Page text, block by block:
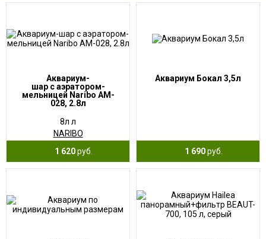
Аквариум-
шар с аэратором-
мельницей Naribo AM-
028, 2.8л
8л л
NARIBO
1 620руб.
Аквариум Бокал 3,5л
1 690руб.